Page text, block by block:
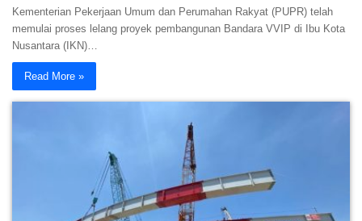
Kementerian Pekerjaan Umum dan Perumahan Rakyat (PUPR) telah
memulai proses lelang proyek pembangunan Bandara VVIP di Ibu Kota
Nusantara (IKN)…
Read More »